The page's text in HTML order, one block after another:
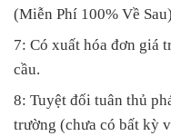
(Miễn Phí 100% Về
7: Có xuất hóa đơn giá
cầu.
8: Tuyệt đối tuân thủ
trường (chưa có bất kỳ